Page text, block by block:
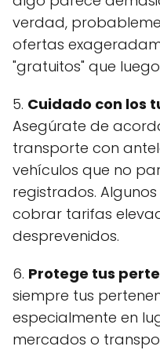
verdad,
ofertas
"gratuitos" que
5. Cuidado con los
Asegúrate de
transporte con
vehículos que no
registrados.
cobrar tarifas
desprevenidos.
6. Protege tus
siempre tus
especialmente en
mercados o